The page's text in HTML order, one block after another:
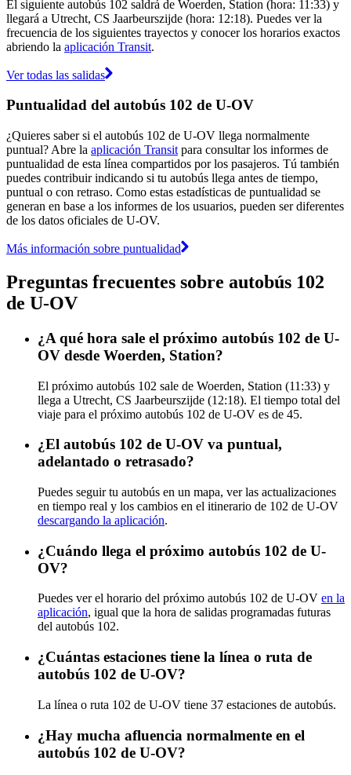
El siguiente autobús 102 saldrá de Woerden, Station (hora: 11:33) y
llegará a Utrecht, CS Jaarbeurszijde (hora: 12:18). Puedes ver la
frecuencia de los siguientes trayectos y conocer los horarios exactos
abriendo la aplicación Transit.
Ver todas las salidas
Puntualidad del autobús 102 de U-OV
¿Quieres saber si el autobús 102 de U-OV llega normalmente
puntual? Abre la aplicación Transit para consultar los informes de
puntualidad de esta línea compartidos por los pasajeros. Tú también
puedes contribuir indicando si tu autobús llega antes de tiempo,
puntual o con retraso. Como estas estadísticas de puntualidad se
generan en base a los informes de los usuarios, pueden ser diferentes
de los datos oficiales de U-OV.
Más información sobre puntualidad
Preguntas frecuentes sobre autobús 102
de U-OV
¿A qué hora sale el próximo autobús 102 de U-
OV desde Woerden, Station?
El próximo autobús 102 sale de Woerden, Station (11:33) y
llega a Utrecht, CS Jaarbeurszijde (12:18). El tiempo total del
viaje para el próximo autobús 102 de U-OV es de 45.
¿El autobús 102 de U-OV va puntual,
adelantado o retrasado?
Puedes seguir tu autobús en un mapa, ver las actualizaciones
en tiempo real y los cambios en el itinerario de 102 de U-OV
descargando la aplicación.
¿Cuándo llega el próximo autobús 102 de U-
OV?
Puedes ver el horario del próximo autobús 102 de U-OV en la
aplicación, igual que la hora de salidas programadas futuras
del autobús 102.
¿Cuántas estaciones tiene la línea o ruta de
autobús 102 de U-OV?
La línea o ruta 102 de U-OV tiene 37 estaciones de autobús.
¿Hay mucha afluencia normalmente en el
autobús 102 de U-OV?